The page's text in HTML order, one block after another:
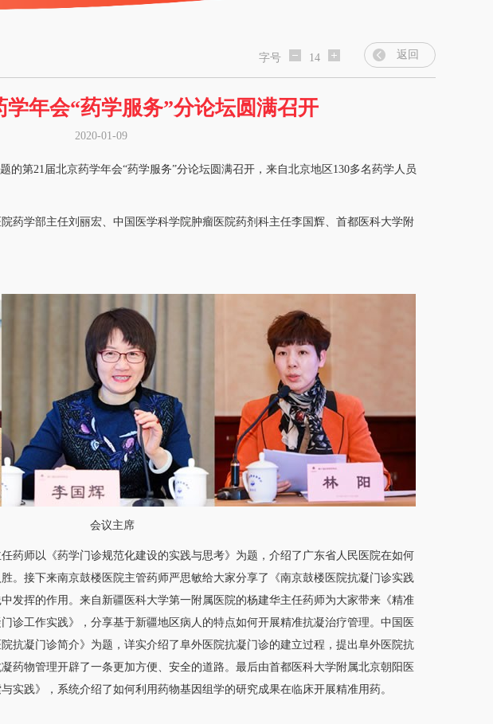
返回
字号 14
学年会“药学服务”分论坛圆满召开
2020-01-09
的第21届北京药学年会“药学服务”分论坛圆满召开，来自北京地区130多名药学人员
药学部主任刘丽宏、中国医学科学院肿瘤医院药剂科主任李国辉、首都医科大学附
会议主席
药师以《药学门诊规范化建设的实践与思考》为题，介绍了广东省人民医院在如何
。接下来南京鼓楼医院主管药师严思敏给大家分享了《南京鼓楼医院抗凝门诊实践
发挥的作用。来自新疆医科大学第一附属医院的杨建华主任药师为大家带来《精准
诊工作实践》，分享基于新疆地区病人的特点如何开展精准抗凝治疗管理。中国医
抗凝门诊简介》为题，详实介绍了阜外医院抗凝门诊的建立过程，提出阜外医院抗
药物管理开辟了一条更加方便、安全的道路。最后由首都医科大学附属北京朝阳医
实践》，系统介绍了如何利用药物基因组学的研究成果在临床开展精准用药。